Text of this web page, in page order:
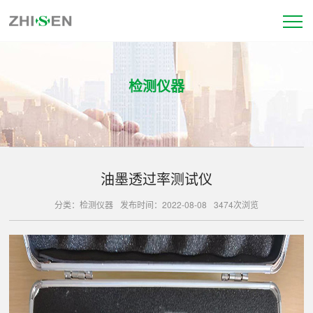
检测仪器
油墨透过率测试仪
分类：检测仪器 发布时间：2022-08-08 3474次浏览